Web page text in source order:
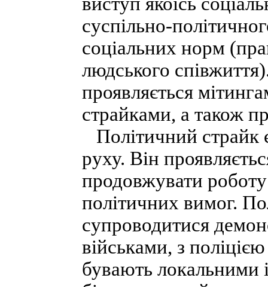
суспільно-
соціальних норм
людського
проявляється
страйками, а також
Політичний
руху. Він
продовжувати
політичних вимог.
супроводитися
військами, з
бувають локальними